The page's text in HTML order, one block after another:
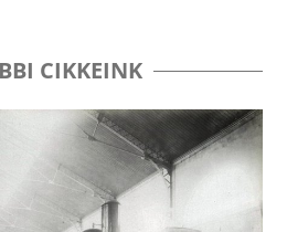
CIKKEINK